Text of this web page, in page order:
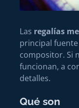
Las regalías
principal
compositor. Si
funcionan, a
detalles.
Qué son